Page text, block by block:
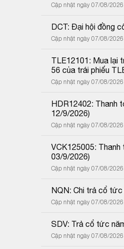
Cập nhật ngày 07/08/
DCT: Đại hội đồng
Cập nhật ngày 07/08/
TLE12101: Mua lại
56 của trái phiếu
Cập nhật ngày 07/08/
HDR12402: Thanh
12/9/2026)
Cập nhật ngày 07/08/
VCK125005:
03/9/2026)
Cập nhật ngày 07/08/
NQN: Chi trả cổ
Cập nhật ngày 07/08/
SDV: Trả cổ tức
Cập nhật ngày 07/08/